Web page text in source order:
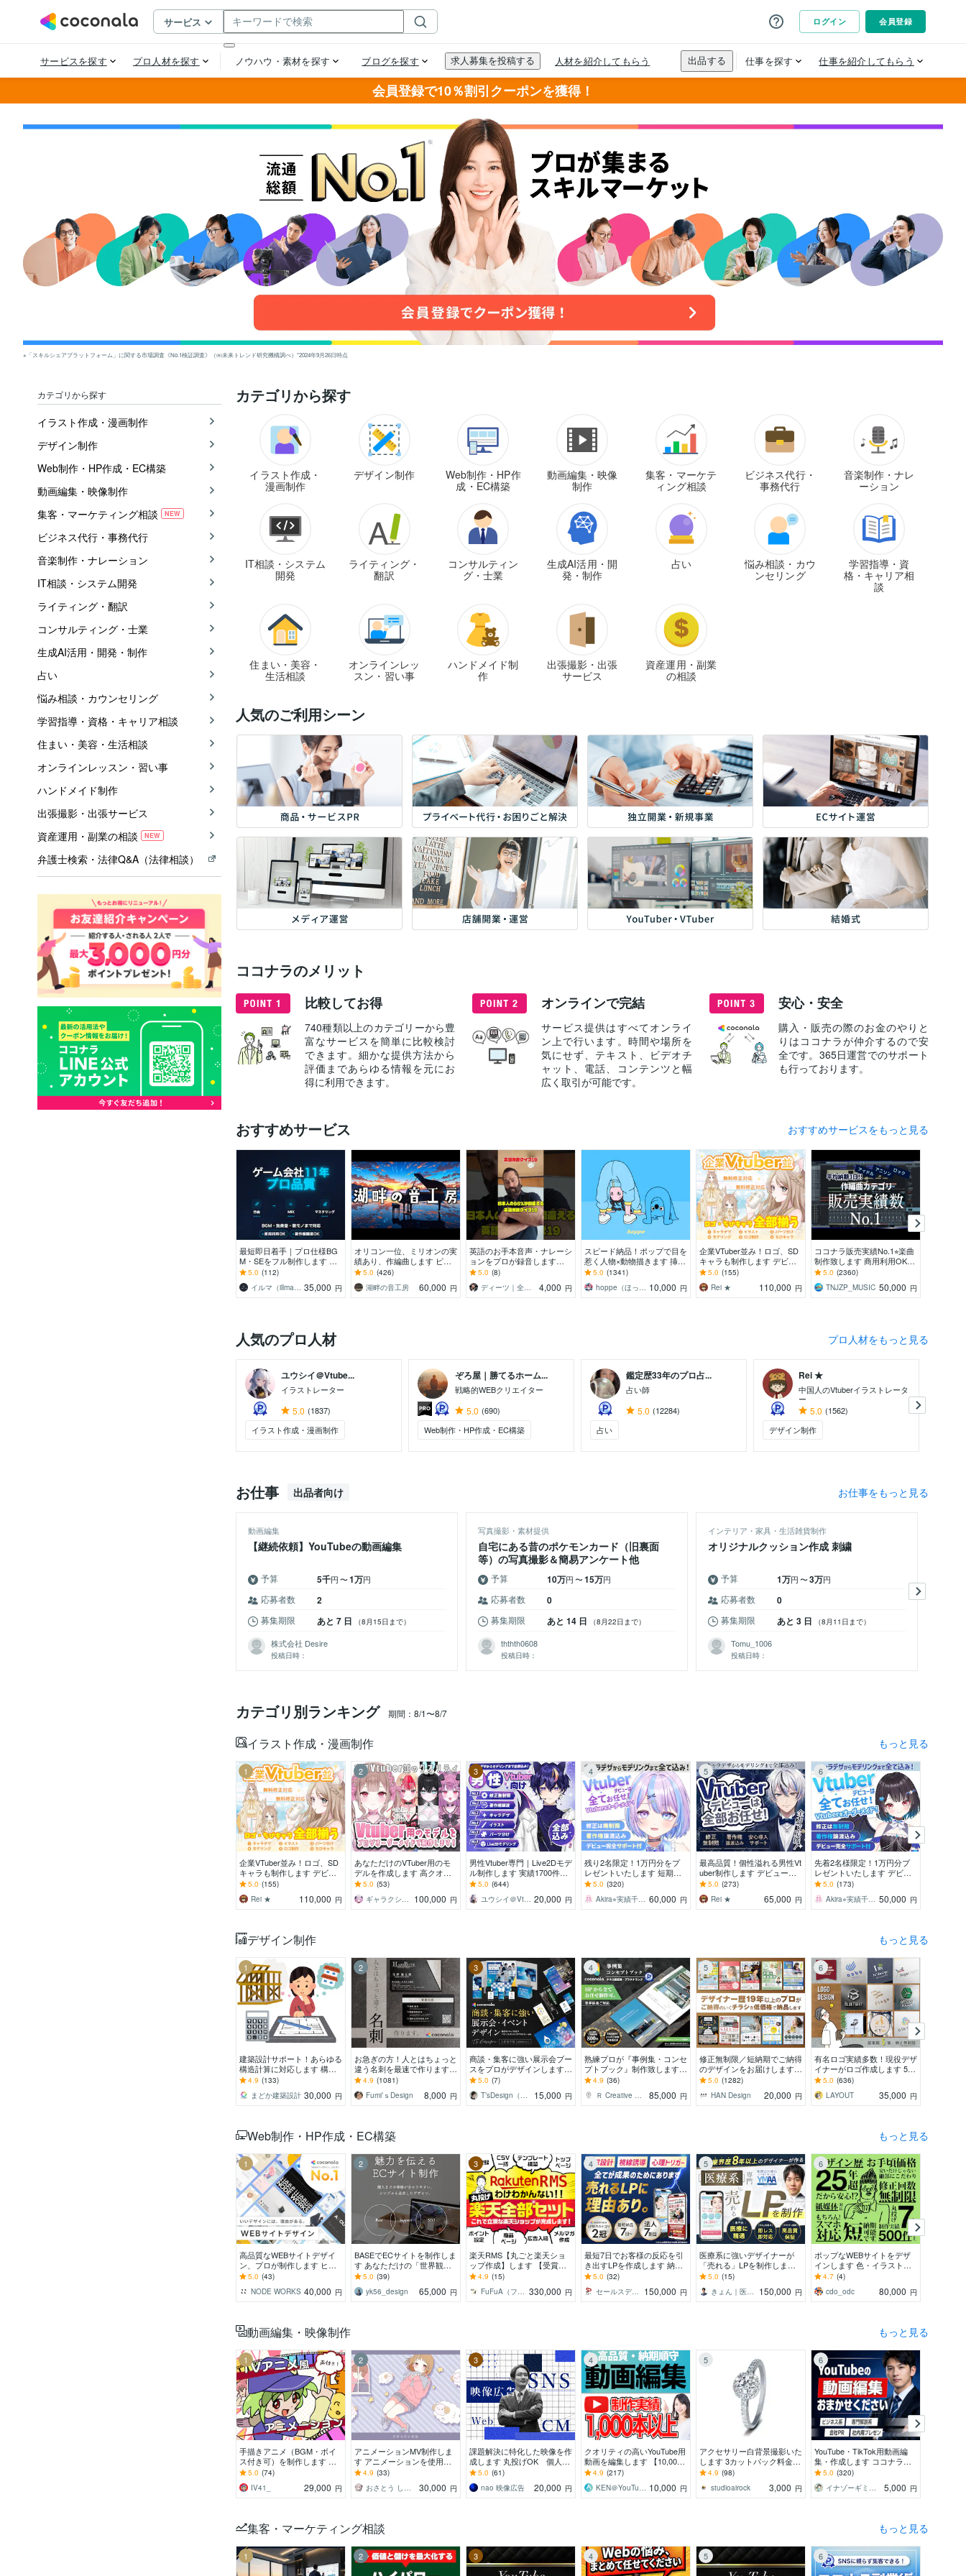
会員登録で10％割引クーポンを獲得！
※「スキルシェアプラットフォーム」に関する市場調査《No.1検証調査》（㈱未来トレンド研究機構調べ）*2024年9⽉26⽇時点
カテゴリから探す
イラスト作成・
漫画制作
デザイン制作
Web制作・HP作
成・EC構築
動画編集・映像
制作
集客・マーケテ
ィング相談
ビジネス代行・
事務代行
音楽制作・ナレ
ーション
IT相談・システム
開発
ライティング・
翻訳
コンサルティン
グ・士業
生成AI活用・開
発・制作
占い
悩み相談・カウ
ンセリング
学習指導・資
格・キャリア相
談
住まい・美容・
生活相談
オンラインレッ
スン・習い事
ハンドメイド制
作
出張撮影・出張
サービス
資産運用・副業
の相談
人気のご利用シーン
ココナラのメリット
比較してお得
740種類以上のカテゴリーから豊
富なサービスを簡単に比較検討
できます。細かな提供方法から
評価まであらゆる情報を元にお
得に利用できます。
オンラインで完結
サービス提供はすべてオンライ
ン上で行います。時間や場所を
気にせず、テキスト、ビデオチ
ャット、電話、コンテンツと幅
広く取引が可能です。
安心・安全
購入・販売の際のお金のやりと
りはココナラが仲介するので安
全です。365日運営でのサポート
も行っております。
おすすめサービス おすすめサービスをもっと見る
最短即日着手｜プロ仕様BG
M・SEをフル制作します ゲ
ーム会社11年の実績。高評
価の丁寧な対応で理想を形
に。
5.0 (112)
イルマ（illmatic studio） 35,000 円
オリコン一位、ミリオンの実
績あり、作編曲します ピア
ノが特に得意です。ピアノア
レンジはお任せください。
5.0 (426)
湖畔の音工房
60,000 円
英語のお手本音声・ナレーシ
ョンをプロが録音します
【全国優勝9回コーチ】声優
歴20年のネイティブ
5.0 (8)
ディーツ｜全国優勝9回英語スピーチコーチ
4,000 円
スピード納品！ポップで目を
惹く人物×動物描きます 挿
絵・動画・グッズなど鮮やか
な配色で個性を出したい方へ
5.0 (1341)
hoppe（ほっぺ） 10,000 円
企業VTuber並み！ロゴ、SD
キャラも制作します デビュ
ー徹底サポート！満足いくま
で修正無制限、著作権譲渡
5.0 (155)
Rei ★
110,000 円
ココナラ販売実績No.1⭐︎楽曲
制作致します 商用利用OK♫
リピーター多数の楽曲制作サ
ービスです
5.0 (2360)
TNJZP_MUSIC 50,000 円
人気のプロ人材 プロ人材をもっと見る
ユウシイ＠Vtube...
イラストレーター
5.0 (1837)
イラスト作成・漫画制作
ぞろ屋｜勝てるホーム...
戦略的WEBクリエイター
5.0 (690)
Web制作・HP作成・EC構築
鑑定歴33年のプロ占...
占い師
5.0 (12284)
占い
Rei ★
中国人のVtuberイラストレータ
ー
5.0 (1562)
デザイン制作
お仕事 出品者向け お仕事をもっと見る
動画編集
【継続依頼】YouTubeの動画編集
予算 5千円〜1万円
応募者数 2
募集期限 あと 7 日 （8月15日まで）
株式会社 Desire
投稿日時：
写真撮影・素材提供
自宅にある昔のポケモンカード（旧裏面
等）の写真撮影＆簡易アンケート他
予算 10万円〜15万円
応募者数 0
募集期限 あと 14 日 （8月22日まで）
ththth0608
投稿日時：
インテリア・家具・生活雑貨制作
オリジナルクッション作成 刺繍
予算 1万円〜3万円
応募者数 0
募集期限 あと 3 日 （8月11日まで）
Tomu_1006
投稿日時：
カテゴリ別ランキング 期間：8/1〜8/7
イラスト作成・漫画制作 もっと見る
1
企業VTuber並み！ロゴ、SD
キャラも制作します デビュ
ー徹底サポート！満足いくま
で修正無制限、著作権譲渡
5.0 (155)
Rei ★
110,000 円
2
あなただけのVTuber用のモ
デルを作成します 高クオリ
ティな自分だけのモデルを作
成させていただきます！
5.0 (53)
ギャラクシー 伊藤
100,000 円
3
男性Vtuber専門｜Live2Dモデ
ル制作します 実績1700件以
上｜全工程対応・著作権譲渡
込｜初心者も安心
5.0 (644)
ユウシイ＠Vtuber制作 20,000 円
4
残り2名限定！1万円分をプ
レゼントいたします 短期間
で収益化＆グッズ完売のV実
5.0 (320)
Akira⭐︎実績千件以上！ 60,000 円
5
最高品質！個性溢れる男性Vt
uber制作します デビュー完
全サポート【表情差分8個】
修正無制限、著作権譲渡
5.0 (273)
Rei ★
65,000 円
6
先着2名様限定！1万円分プ
レゼントいたします デビュ
ー1ヵ月で収益化＆グッズ完
渡！
5.0 (173)
Akira⭐︎実績千件以上！ 50,000 円
デザイン制作 もっと見る
1
建築設計サポート！あらゆる
構造計算に対応します 構造
設計・構造計算に関すること
4.9 (133)
まどか建築設計 30,000 円
2
お急ぎの方！人とはちょっと
違う名刺を最速で作ります
あなただけのオリジナル名刺
を！翌日までにデザイン作成
します！
4.9 (1081)
Fumi’ｓDesign
8,000 円
3
商談・集客に強い展示会ブー
スをプロがデザインします
初出展でも安心！“選ばれる
ブース”を形にします
5.0 (7)
T’sDesign（ティーズデザイン）
15,000 円
4
熟練プロが『事例集・コンセ
プトブック』制作致します
各専門分野の実務歴12年～2
ご対応
4.9 (36)
Ｒ Creative Design
85,000 円
5
修正無制限／短納期でご納得
のデザインをお届けします
その他、パンフ・ポスター・
5.0 (1282)
HAN Design
20,000 円
6
有名ロゴ実績多数！現役デザ
イナーがロゴ作成します 5案
でご提案・修正無制限・著作
権譲渡・用途別アドバイス対
応
5.0 (636)
LAYOUT
35,000 円
Web制作・HP作成・EC構築 もっと見る
1
高品質なWEBサイトデザイ
ン、プロが制作します ヒア
リング重視★イメージ通りの
す
5.0 (43)
NODE WORKS 40,000 円
2
BASEでECサイトを制作しま
す あなただけの「世界観」
をストアで表現します！
5.0 (39)
yk56_design
65,000 円
3
楽天RMS【丸ごと楽天ショ
ップ作成】します 【受賞店
など実績400店舗以上】現役
4.9 (15)
FuFuA（フウフ・エー） 330,000 円
4
最短7日でお客様の反応を引
き出すLPを作成します 納品
まで何度でも修正OK！納得
いくまで対応させていただき
ます
5.0 (32)
セールスデザインクリエイト
150,000 円
5
医療系に強いデザイナーが
「売れる」LPを制作します
医療業界歴8年以上！薬機
知見あり！
5.0 (15)
きょん｜医療系LP専門デザイナー
150,000 円
6
ポップなWEBサイトをデザ
インします 色・イラスト・
遊び心で、ブランドの個性を
ぐっと引き出します
4.7 (4)
cdo_odc
80,000 円
動画編集・映像制作 もっと見る
1
手描きアニメ（BGM・ボイ
ス付き可）を制作します ス
タッフはプロのアニメーター
と漫画家！ 脚本もご用意で
きます
5.0 (74)
IV41_
29,000 円
2
アニメーションMV制作しま
す アニメーションを使用し
たMV･PVを制作します！
4.9 (33)
おさとう しおこ
30,000 円
3
課題解決に特化した映像を作
成します 丸投げOK 個人・
企業を問わず、様々なジャン
ルの動画を制作
5.0 (61)
nao 映像広告
20,000 円
4
クオリティの高いYouTube用
動画を編集します 【10,000
円でクオリティの高い動画】
作成します！
4.9 (217)
KEN＠YouTube運用代行 10,000 円
5
アクセサリー白背景撮影いた
します 3カットパック料金と
なります。
4.9 (98)
studioairock
3,000 円
6
YouTube・TikTok用動画編
集・作成します ココナラ最
安値！カット・テロップ編集
すべておまかせください
5.0 (320)
イナゾーギミック＠歴7年目の動画編集者
5,000 円
集客・マーケティング相談 もっと見る
1 2 3 4 5 6
カテゴリから探す
イラスト作成・漫画制作
デザイン制作
Web制作・HP作成・EC構築
動画編集・映像制作
集客・マーケティング相談
NEW
ビジネス代行・事務代行
音楽制作・ナレーション
IT相談・システム開発
ライティング・翻訳
コンサルティング・士業
生成AI活用・開発・制作
占い
悩み相談・カウンセリング
学習指導・資格・キャリア相談
住まい・美容・生活相談
オンラインレッスン・習い事
ハンドメイド制作
出張撮影・出張サービス
資産運用・副業の相談
NEW
弁護士検索・法律Q&A（法律相談）